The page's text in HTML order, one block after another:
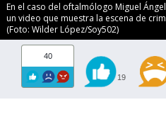
En el caso del oftalmólogo Miguel
un video que muestra la escena de
(Foto: Wilder López/Soy502)
40
19